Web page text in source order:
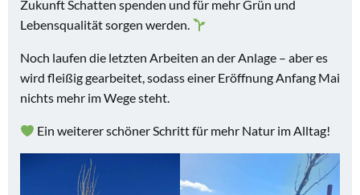
Zukunft Schatten spenden und für mehr Grün und
Lebensqualität sorgen werden.
Noch laufen die letzten Arbeiten an der Anlage – aber es
wird fleißig gearbeitet, sodass einer Eröffnung Anfang Mai
nichts mehr im Wege steht.
Ein weiterer schöner Schritt für mehr Natur im Alltag!